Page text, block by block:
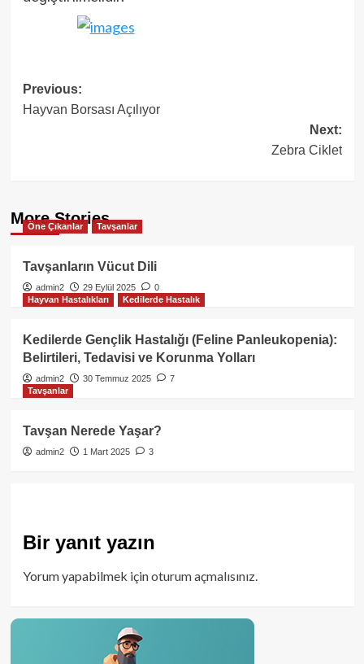
Post
navigation
Previous:
Hayvan Borsası Açılıyor
Next:
Zebra Ciklet
More Stories
Öne Çıkanlar Tavşanlar
Tavşanların Vücut Dili
admin2 29 Eylül 2025
0
Hayvan Hastalıkları
Kedilerde Hastalık
Kedilerde Gençlik Hastalığı (Feline Panleukopenia):
Belirtileri, Tedavisi ve Korunma Yolları
admin2 30 Temmuz 2025
7
Tavşanlar
Tavşan Nerede Yaşar?
admin2 1 Mart 2025 3
Bir yanıt yazın
Yorum yapabilmek içinoturum açmalısınız.